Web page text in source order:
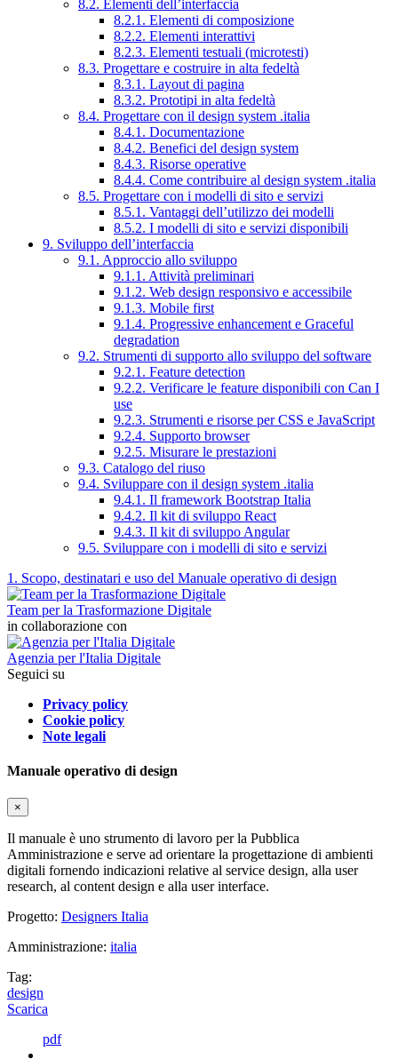
8.2. Elementi dell’interfaccia
8.2.1. Elementi di composizione
8.2.2. Elementi interattivi
8.2.3. Elementi testuali (microtesti)
8.3. Progettare e costruire in alta fedeltà
8.3.1. Layout di pagina
8.3.2. Prototipi in alta fedeltà
8.4. Progettare con il design system .italia
8.4.1. Documentazione
8.4.2. Benefici del design system
8.4.3. Risorse operative
8.4.4. Come contribuire al design system .italia
8.5. Progettare con i modelli di sito e servizi
8.5.1. Vantaggi dell’utilizzo dei modelli
8.5.2. I modelli di sito e servizi disponibili
9. Sviluppo dell’interfaccia
9.1. Approccio allo sviluppo
9.1.1. Attività preliminari
9.1.2. Web design responsivo e accessibile
9.1.3. Mobile first
9.1.4. Progressive enhancement e Graceful
degradation
9.2. Strumenti di supporto allo sviluppo del software
9.2.1. Feature detection
9.2.2. Verificare le feature disponibili con Can I
use
9.2.3. Strumenti e risorse per CSS e JavaScript
9.2.4. Supporto browser
9.2.5. Misurare le prestazioni
9.3. Catalogo del riuso
9.4. Sviluppare con il design system .italia
9.4.1. Il framework Bootstrap Italia
9.4.2. Il kit di sviluppo React
9.4.3. Il kit di sviluppo Angular
9.5. Sviluppare con i modelli di sito e servizi
1. Scopo, destinatari e uso del Manuale operativo di design
Team per la Trasformazione Digitale
in collaborazione con
Agenzia per l'Italia Digitale
Seguici su
Privacy policy
Cookie policy
Note legali
Manuale operativo di design
×
Il manuale è uno strumento di lavoro per la Pubblica
Amministrazione e serve ad orientare la progettazione di ambienti
digitali fornendo indicazioni relative al service design, alla user
research, al content design e alla user interface.
Progetto: Designers Italia
Amministrazione: italia
Tag:
design
Scarica
pdf